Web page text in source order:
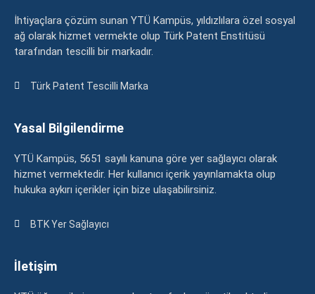
İhtiyaçlara çözüm sunan YTÜ Kampüs, yıldızlılara özel sosyal
ağ olarak hizmet vermekte olup Türk Patent Enstitüsü
tarafından tescilli bir markadır.
Türk Patent Tescilli Marka
Yasal Bilgilendirme
YTÜ Kampüs, 5651 sayılı kanuna göre yer sağlayıcı olarak
hizmet vermektedir. Her kullanıcı içerik yayınlamakta olup
hukuka aykırı içerikler için bize ulaşabilirsiniz.
BTK Yer Sağlayıcı
İletişim